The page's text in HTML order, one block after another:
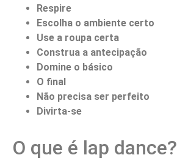
Respire
Escolha o ambiente certo
Use a roupa certa
Construa a antecipação
Domine o básico
O final
Não precisa ser perfeito
Divirta-se
O que é lap dance?